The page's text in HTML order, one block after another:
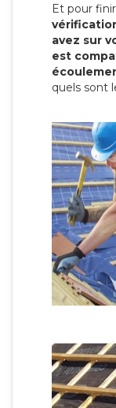
Et pour
avez sur
est
quels sont